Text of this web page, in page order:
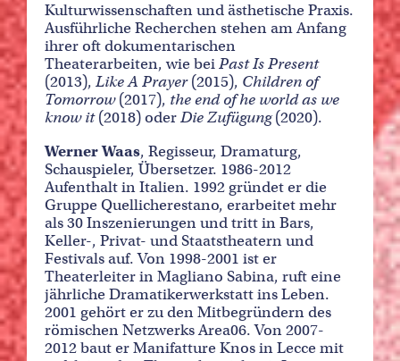
Kulturwissenschaften und ästhetische Praxis.
Ausführliche Recherchen stehen am Anfang
ihrer oft dokumentarischen
Theaterarbeiten, wie beiPast Is Present
(2013), Like A Prayer(2015), Children of
Tomorrow(2017), the end of he world as we
know it(2018) oderDie Zufügung(2020).
Werner Waas, Regisseur, Dramaturg,
Schauspieler, Übersetzer. 1986-2012
Aufenthalt in Italien. 1992 gründet er die
Gruppe Quellicherestano, erarbeitet mehr
als 30 Inszenierungen und tritt in Bars,
Keller-, Privat- und Staatstheatern und
Festivals auf. Von 1998-2001 ist er
Theaterleiter in Magliano Sabina, ruft eine
jährliche Dramatikerwerkstatt ins Leben.
2001 gehört er zu den Mitbegründern des
römischen Netzwerks Area06. Von 2007-
2012 baut er Manifatture Knos in Lecce mit